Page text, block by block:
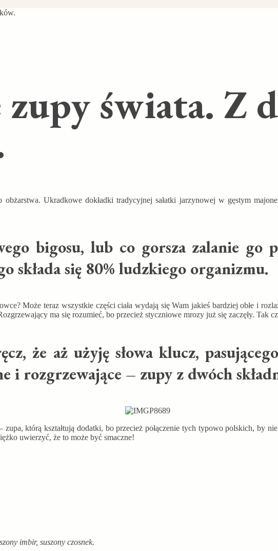
świata. Z
Ukradkowe dokładki tradycyjnej sałatki jarzynowej w gęstym
bigosu, lub co gorsza zalanie
składa się 80% ludzkiego organizmu.
Może teraz wszystkie części ciała wydają się Wam jakieś bardziej obłe i
ma się rozumieć, bo przecież styczniowe mrozy już się zaczęły. Tak
że aż użyję słowa klucz,
i rozgrzewające – zupy z dwóch
którą kształtują dodatki, bo przecież połączenie tych typowo polskich, by
uwierzyć, że to może być smaczne!
imbir, suszony czosnek.